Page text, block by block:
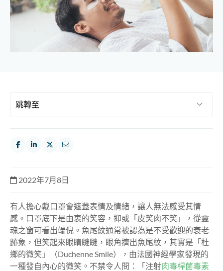
2022年7月8日
有人擔心戴口罩會遮蓋表情及情緒，讓人無法感受其情
感。口罩底下是由衷的笑容，抑或「皮笑肉不笑」，從靈
魂之窗可看出端倪。魚尾紋通常被認為是不受歡迎的衰老
跡象，但笑起來眼睛瞇瞇，眼角擠出魚尾紋，其實是「杜
鄉的微笑」（Duchenne Smile），由法國神經學家發現的
一種發自內心的微笑。不禁令人問：「注射肉毒桿菌毒素